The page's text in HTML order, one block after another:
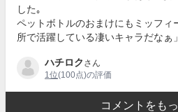
した｡
ペットボトルのおまけにもミッフィ
所で活躍している凄いキャラだなぁ
ハチロク さん
1位(100点)の評価
コメントをも